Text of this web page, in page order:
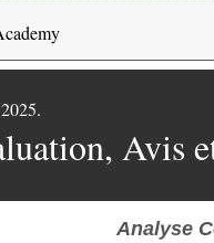
Avis
Analyse